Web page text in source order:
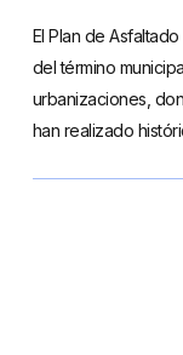
El Plan de
del término
urbanizaciones,
han realizado